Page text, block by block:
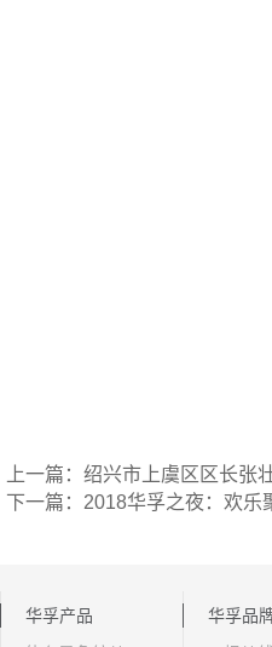
上一篇：绍兴市上虞区区长张
下一篇：2018华孚之夜：欢乐
华孚产品
华孚品